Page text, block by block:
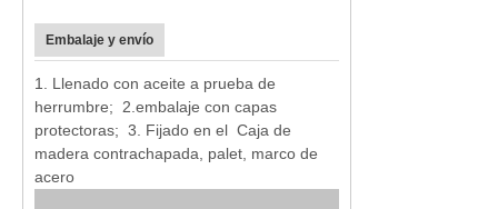
Embalaje y envío
1. Llenado con aceite a prueba de
herrumbre; 2.embalaje con capas
protectoras; 3. Fijado en el Caja de
madera contrachapada, palet, marco de
acero